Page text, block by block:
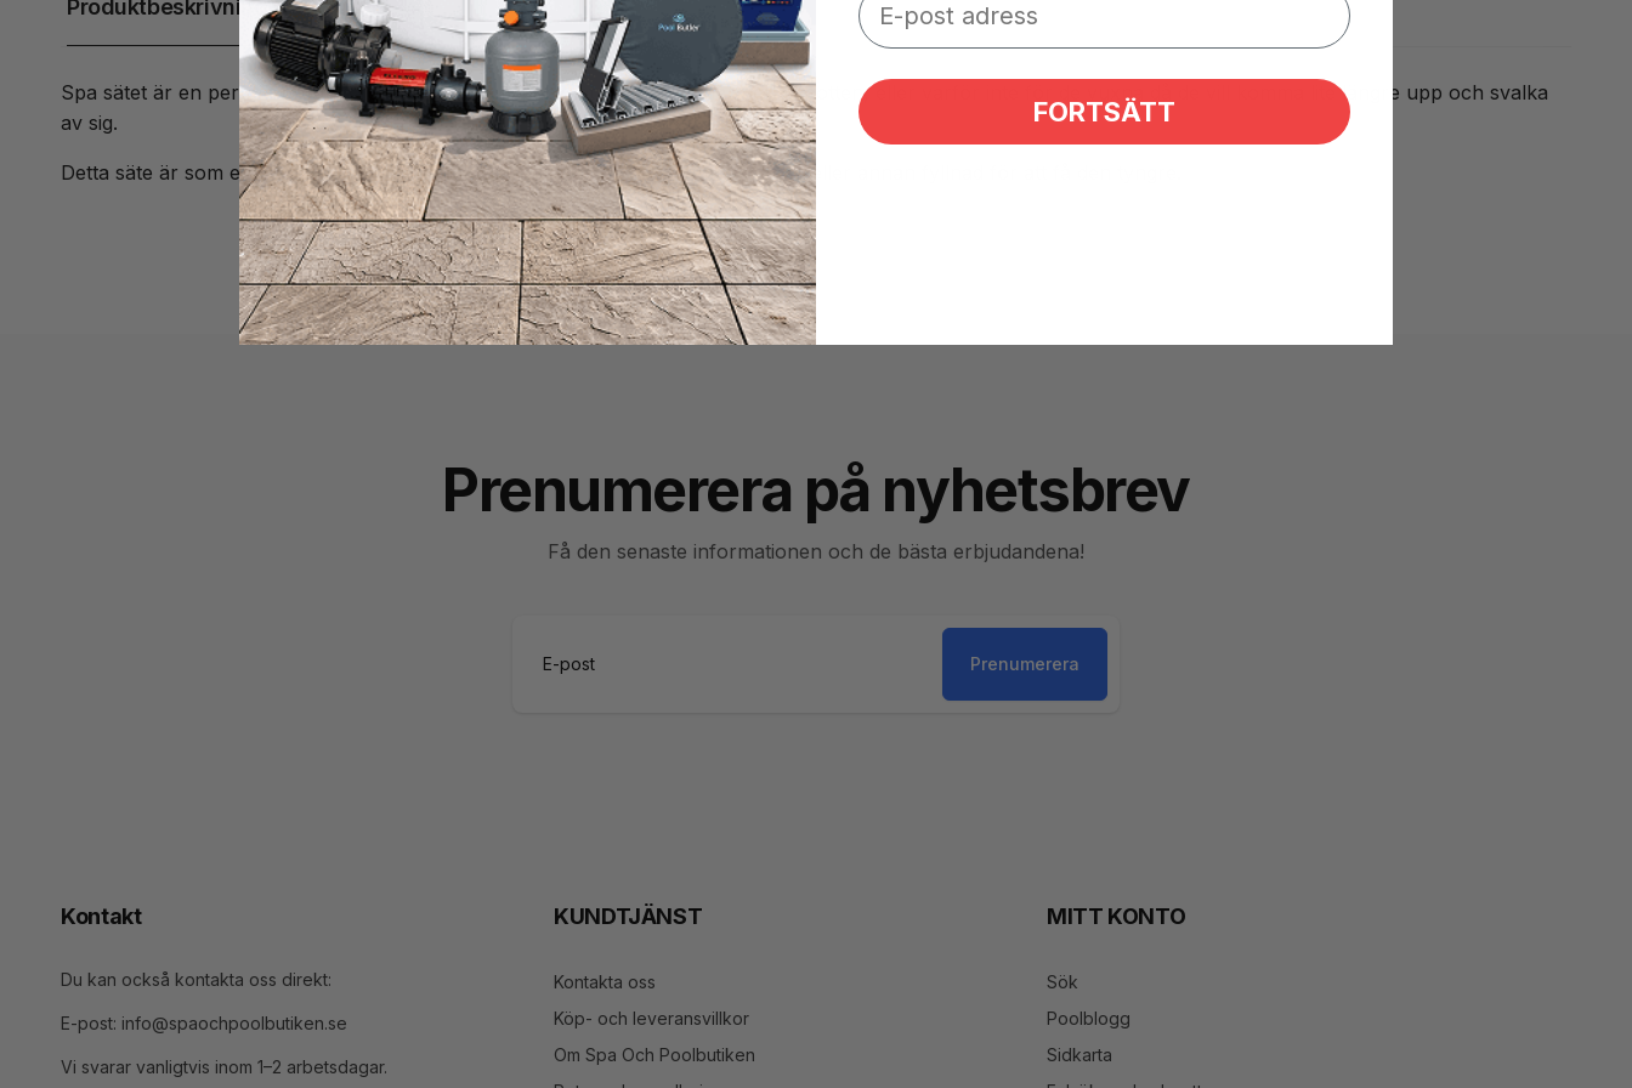
Produktbeskrivning
Spa sätet är en perfekt produkt för barn att ha i spabadet om de inte når ner till botten, eller varför inte för de vuxna då de vill komma lite längre upp och svalka
av sig.
Detta säte är som en dyna man kan blåsa upp. Den går även att fylla med vatten eller annan fyllnad för att få den tyngre.
Prenumerera på nyhetsbrev
Få den senaste informationen och de bästa erbjudandena!
Prenumerera
Kontakt
Du kan också kontakta oss direkt:
E-post: info@spaochpoolbutiken.se
Vi svarar vanligtvis inom 1–2 arbetsdagar.
KUNDTJÄNST
Kontakta oss
Köp- och leveransvillkor
Om Spa Och Poolbutiken
MITT KONTO
Sök
Poolblogg
Sidkarta
FORTSÄTT